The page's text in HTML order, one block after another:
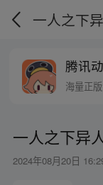
一人之下
腾讯
海量正
一人之下异
2024年08月20日